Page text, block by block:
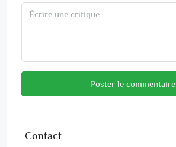
Poster le commentaire
Contact